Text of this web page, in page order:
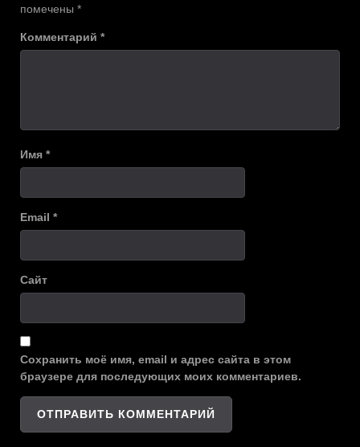
помечены *
Комментарий *
Имя *
Email *
Сайт
Сохранить моё имя, email и адрес сайта в этом
браузере для последующих моих комментариев.